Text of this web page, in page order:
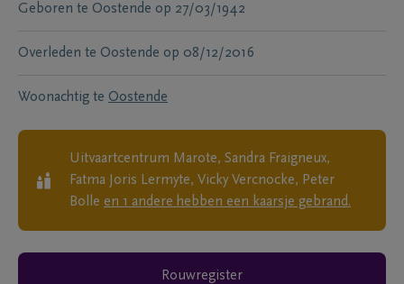
Geboren te Oostende op 27/03/1942
Overleden te Oostende op 08/12/2016
Woonachtig te Oostende
Uitvaartcentrum Marote, Sandra Fraigneux,
Fatma Joris Lermyte, Vicky Vercnocke, Peter
Bolle en 1 andere hebben een kaarsje gebrand.
Rouwregister